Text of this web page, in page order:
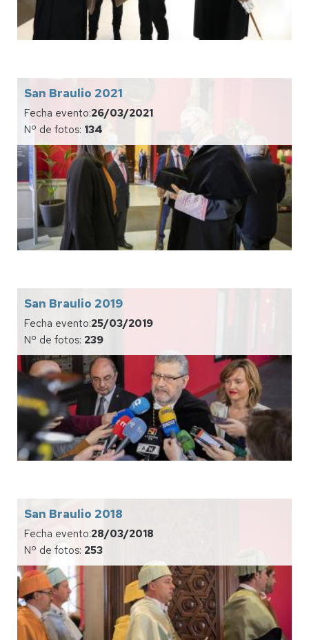
San Braulio 2021
Fecha evento:26/03/2021
Nº de fotos: 134
San Braulio 2019
Fecha evento:25/03/2019
Nº de fotos: 239
San Braulio 2018
Fecha evento:28/03/2018
Nº de fotos: 253